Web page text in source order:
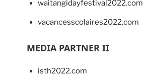
waitangidayfestival2022.com
vacancesscolaires2022.com
MEDIA PARTNER II
isth2022.com